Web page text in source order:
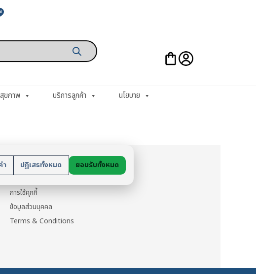
ขภาพ บริการลูกค้า นโยบาย
า ปฏิเสธทั้งหมด ยอมรับทั้งหมด
นโยบาย
ข้อมูลส่วนตัว
การใช้คุกกี้
ข้อมูลส่วนบุคคล
Terms & Conditions